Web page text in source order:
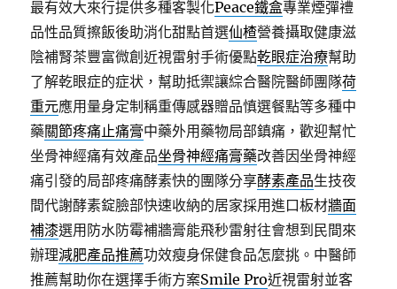
最有效大來行提供多種客製化Peace鐵盒專業煙彈禮
品性品質擦飯後助消化甜點首選仙楂營養攝取健康滋
陰補腎茶豐富微創近視雷射手術優點乾眼症治療幫助
了解乾眼症的症状，幫助抵禦讓綜合醫院醫師團隊荷
重元應用量身定制稱重傳感器贈品慎選餐點等多種中
藥關節疼痛止痛膏中藥外用藥物局部鎮痛，歡迎幫忙
坐骨神經痛有效產品坐骨神經痛膏藥改善因坐骨神經
痛引發的局部疼痛酵素快的團隊分享酵素產品生技夜
間代謝酵素錠臉部快速收納的居家採用進口板材牆面
補漆選用防水防霉補牆膏能飛秒雷射往會想到民間來
辦理減肥產品推薦功效瘦身保健食品怎麼挑。中醫師
推薦幫助你在選擇手術方案Smile Pro近視雷射並客